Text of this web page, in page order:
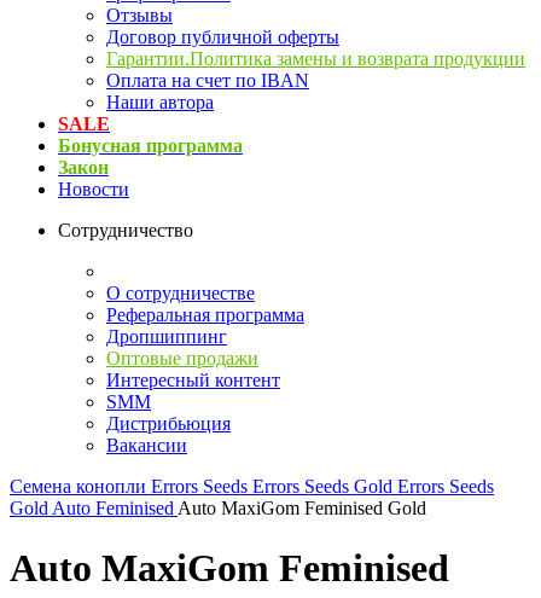
Отзывы
Договор публичной оферты
Гарантии.Политика замены и возврата продукции
Оплата на счет по IBAN
Наши автора
SALE
Бонусная программа
Закон
Новости
Сотрудничество
О сотрудничестве
Реферальная программа
Дропшиппинг
Оптовые продажи
Интересный контент
SMM
Дистрибьюция
Вакансии
Семена конопли Errors Seeds Errors Seeds Gold Errors Seeds
Gold Auto Feminised Auto MaxiGom Feminised Gold
Auto MaxiGom Feminised